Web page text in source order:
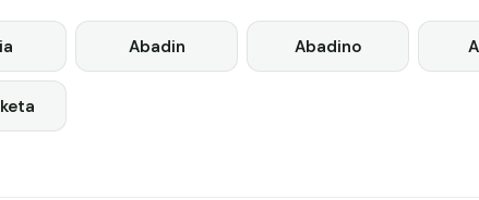
Abadin Abadino